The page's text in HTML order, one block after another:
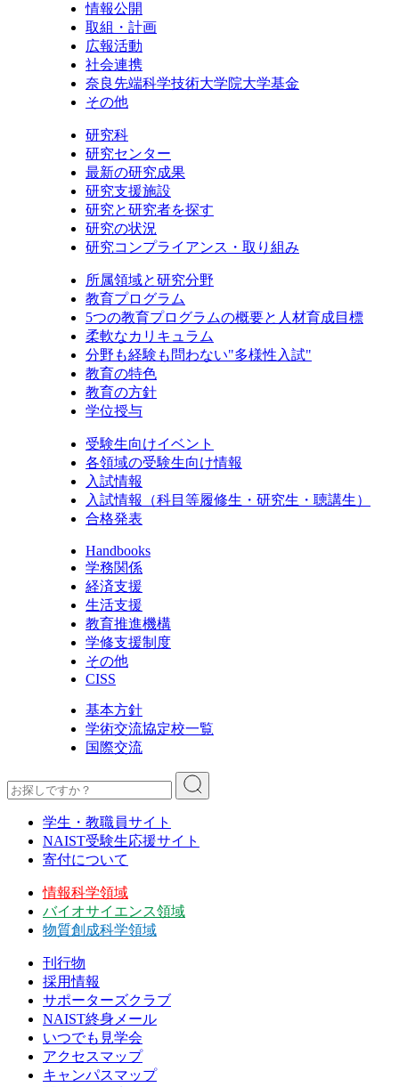
情報公開
取組・計画
広報活動
社会連携
奈良先端科学技術大学院大学基金
その他
研究科
研究センター
最新の研究成果
研究支援施設
研究と研究者を探す
研究の状況
研究コンプライアンス・取り組み
所属領域と研究分野
教育プログラム
5つの教育プログラムの概要と人材育成目標
柔軟なカリキュラム
分野も経験も問わない"多様性入試"
教育の特色
教育の方針
学位授与
受験生向けイベント
各領域の受験生向け情報
入試情報
入試情報（科目等履修生・研究生・聴講生）
合格発表
Handbooks
学務関係
経済支援
生活支援
教育推進機構
学修支援制度
その他
CISS
基本方針
学術交流協定校一覧
国際交流
学生・教職員サイト
NAIST受験生応援サイト
寄付について
情報科学領域
バイオサイエンス領域
物質創成科学領域
刊行物
採用情報
サポーターズクラブ
NAIST終身メール
いつでも見学会
アクセスマップ
キャンパスマップ